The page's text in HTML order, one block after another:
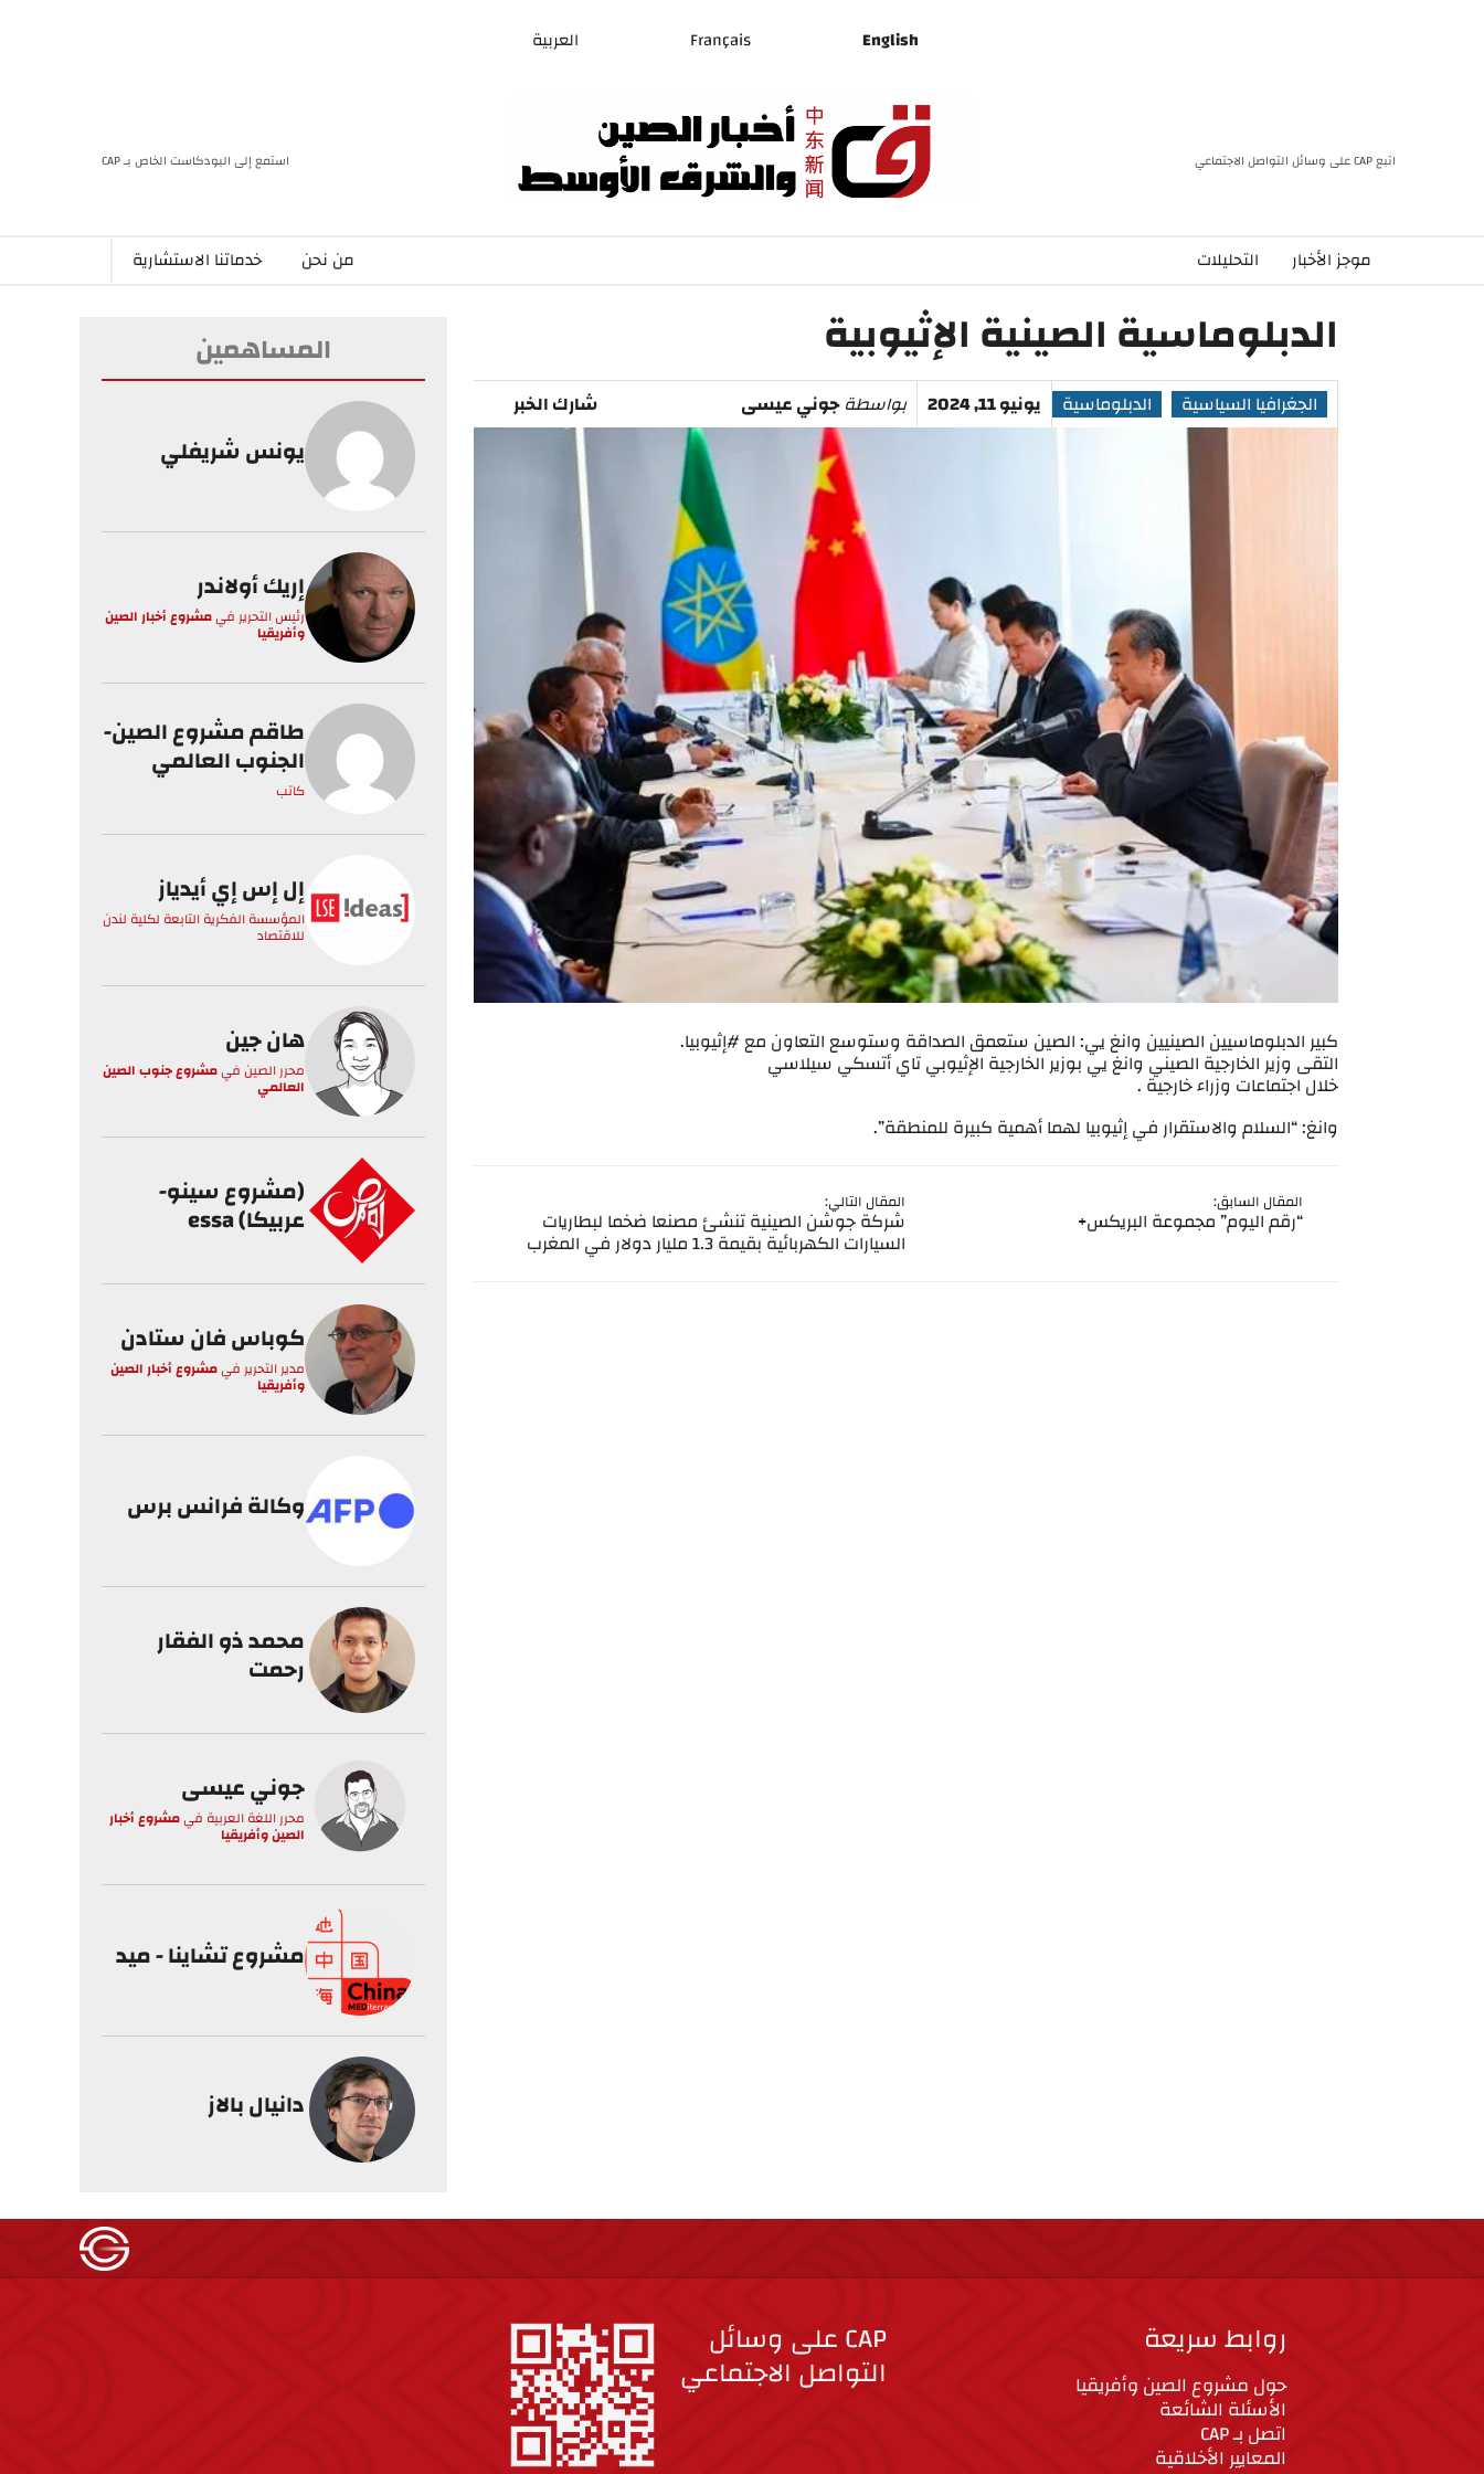
English
Français العربية
اتبع CAP على وسائل التواصل الاجتماعي استمع إلى البودكاست الخاص بـ CAP
موجز الأخبار التحليلات من نحن خدماتنا الاستشارية
الدبلوماسية الصينية الإثيوبية
الجغرافيا السياسية الدبلوماسية يونيو 11, 2024 بواسطةجوني عيسى شارك الخبر
كبير الدبلوماسيين الصينيين وانغ يي: الصين ستعمق الصداقة وستوسع التعاون مع #إثيوبيا.
التقى وزير الخارجية الصيني وانغ يي بوزير الخارجية الإثيوبي تاي أتسكي سيلاسي
خلال اجتماعات وزراء خارجية .
وانغ: “السلام والاستقرار في إثيوبيا لهما أهمية كبيرة للمنطقة”.
المقال السابق:
“رقم اليوم” مجموعة البريكس+
المقال التالي:
شركة جوشن الصينية تنشئ مصنعا ضخما لبطاريات
السيارات الكهربائية بقيمة 1.3 مليار دولار في المغرب
المساهمين
يونس شريفلي
إريك أولاندر
رئيس التحرير فيمشروع أخبار الصين
وأفريقيا
طاقم مشروع الصين-
الجنوب العالمي
كاتب
إل إس إي أيدياز
المؤسسة الفكرية التابعة لكلية لندن
للاقتصاد
هان جين
محرر الصينفيمشروع جنوب الصين
العالمي
(مشروع سينو-
عربيكا) essa
كوباس فان ستادن
مدير التحرير فيمشروع أخبار الصين
وأفريقيا
وكالة فرانس برس
محمد ذو الفقار
رحمت
جوني عيسى
محرر اللغة العربية فيمشروع أخبار
الصين وأفريقيا
مشروع تشاينا - ميد
دانيال بالاز
روابط سريعة
حول مشروع الصين وأفريقيا
الأسئلة الشائعة
اتصل بـ CAP
المعايير الأخلاقية
CAP على وسائل
التواصل الاجتماعي